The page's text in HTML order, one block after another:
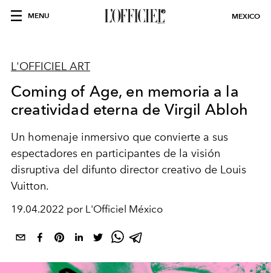
MENU MEXICO
L'OFFICIEL ART
Coming of Age, en memoria a la
creatividad eterna de Virgil Abloh
Un homenaje inmersivo que convierte a sus
espectadores en participantes de la visión
disruptiva del difunto director creativo de Louis
Vuitton.
19.04.2022 por L'Officiel México